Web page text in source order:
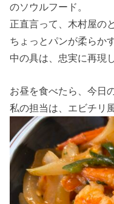
のソウルフード。
正直言って、木村屋の
ちょっとパンが柔らか
中の具は、忠実に再現
お昼を食べたら、今日
私の担当は、エビチリ